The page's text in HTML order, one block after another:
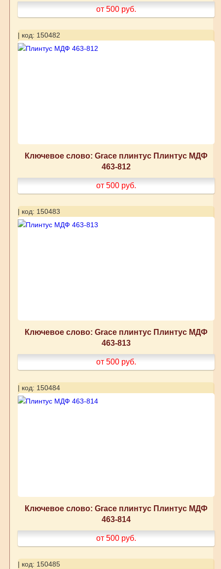
от 500 руб.
| код: 150482
Ключевое слово: Grace плинтус Плинтус МДФ
463-812
от 500 руб.
| код: 150483
Ключевое слово: Grace плинтус Плинтус МДФ
463-813
от 500 руб.
| код: 150484
Ключевое слово: Grace плинтус Плинтус МДФ
463-814
от 500 руб.
| код: 150485